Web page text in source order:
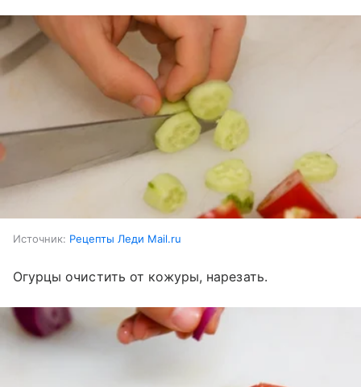
Источник: Рецепты Леди Mail.ru
Огурцы очистить от кожуры, нарезать.